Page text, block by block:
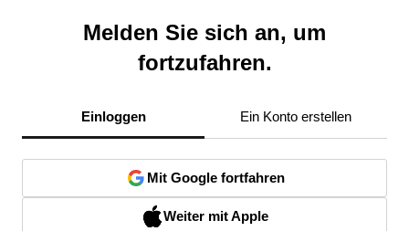
Melden Sie sich an, um
fortzufahren.
Einloggen Ein Konto erstellen
Mit Google fortfahren
Weiter mit Apple